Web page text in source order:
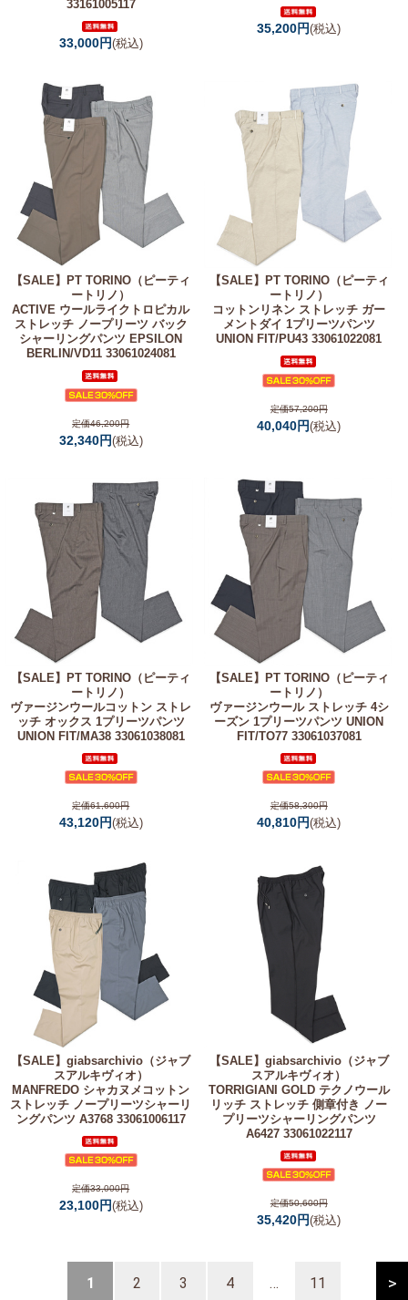
33161005117
33,000円(税込)
35,200円(税込)
【SALE】
PT TORINO（ピーティ
ートリノ）
ACTIVE ウールライクトロピカル
ストレッチ ノープリーツ バック
シャーリングパンツ EPSILON
BERLIN/VD11 33061024081
定価46,200円
32,340円(税込)
【SALE】
PT TORINO（ピーティ
ートリノ）
コットンリネン ストレッチ ガー
メントダイ 1プリーツパンツ
UNION FIT/PU43 33061022081
定価57,200円
40,040円(税込)
【SALE】
PT TORINO（ピーティ
ートリノ）
ヴァージンウールコットン ストレ
ッチ オックス 1プリーツパンツ
UNION FIT/MA38 33061038081
定価61,600円
43,120円(税込)
【SALE】
PT TORINO（ピーティ
ートリノ）
ヴァージンウール ストレッチ 4シ
ーズン 1プリーツパンツ UNION
FIT/TO77 33061037081
定価58,300円
40,810円(税込)
【SALE】giabsarchivio（ジャブ
スアルキヴィオ）
MANFREDO シャカヌメコットン
ストレッチ ノープリーツシャーリ
ングパンツ A3768 33061006117
定価33,000円
23,100円(税込)
【SALE】 giabsarchivio（ジャブ
スアルキヴィオ）
TORRIGIANI GOLD テクノウール
リッチ ストレッチ 側章付き ノー
プリーツシャーリングパンツ
A6427 33061022117
定価50,600円
35,420円(税込)
>
1 2 3 4 … 11